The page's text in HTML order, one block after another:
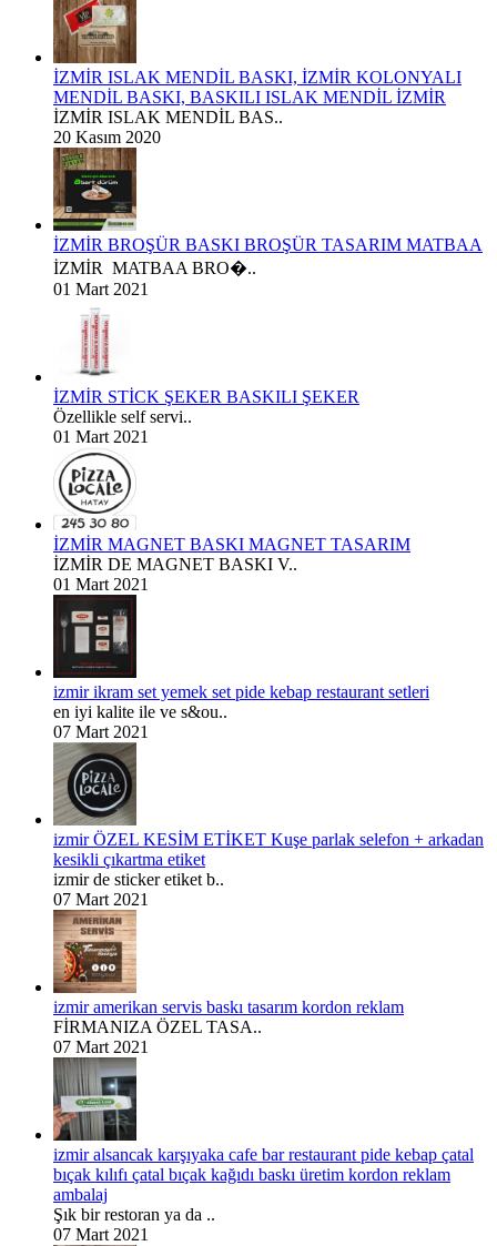
İZMİR ISLAK MENDİL BASKI, İZMİR KOLONYALI
MENDİL BASKI, BASKILI ISLAK MENDİL İZMİR
İZMİR ISLAK MENDİL BAS..
20 Kasım 2020
İZMİR BROŞÜR BASKI BROŞÜR TASARIM MATBAA
İZMİR MATBAA BRO�..
01 Mart 2021
İZMİR STİCK ŞEKER BASKILI ŞEKER
Özellikle self servi..
01 Mart 2021
İZMİR MAGNET BASKI MAGNET TASARIM
İZMİR DE MAGNET BASKI V..
01 Mart 2021
izmir ikram set yemek set pide kebap restaurant setleri
en iyi kalite ile ve s&ou..
07 Mart 2021
izmir ÖZEL KESİM ETİKET Kuşe parlak selefon + arkadan
kesikli çıkartma etiket
izmir de sticker etiket b..
07 Mart 2021
izmir amerikan servis baskı tasarım kordon reklam
FİRMANIZA ÖZEL TASA..
07 Mart 2021
izmir alsancak karşıyaka cafe bar restaurant pide kebap çatal
bıçak kılıfı çatal bıçak kağıdı baskı üretim kordon reklam
ambalaj
Şık bir restoran ya da ..
07 Mart 2021